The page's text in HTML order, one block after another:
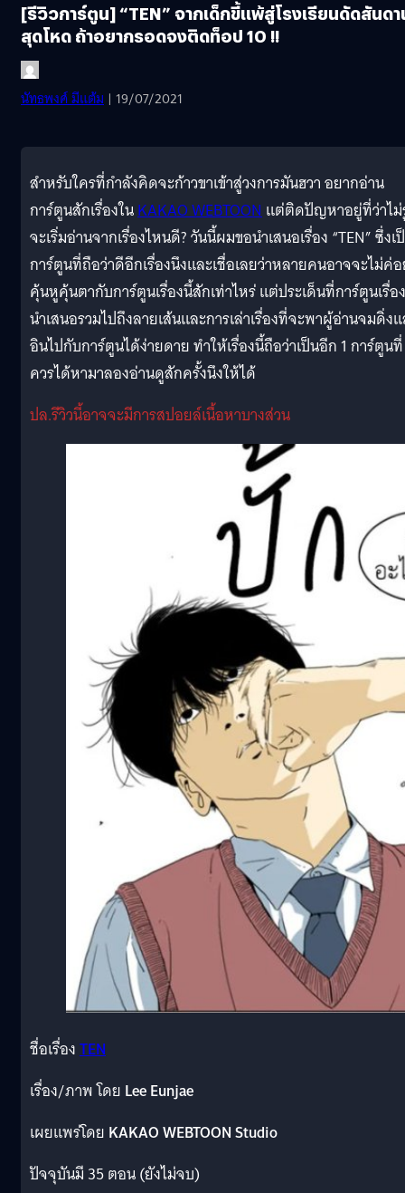
[รีวิวการ์ตูน] “TEN” จากเด็กขี้แพ้สู่โรงเรียนดัดสันด
สุดโหด ถ้าอยากรอดจงติดท็อป 10 !!
นัทธพงศ์ มีแต้ม | 19/07/2021
สำหรับใครที่กำลังคิดจะก้าวขาเข้าสู่วงการมันฮวา อยากอ่าน
การ์ตูนสักเรื่องในKAKAO WEBTOONแต่ติดปัญหาอยู่ที่ว่าไ
จะเริ่มอ่านจากเรื่องไหนดี? วันนี้ผมขอนำเสนอเรื่อง “TEN” ซึ่งเ
การ์ตูนที่ถือว่าดีอีกเรื่องนึงและเชื่อเลยว่าหลายคนอาจจะไม่ค่
คุ้นหูคุ้นตากับการ์ตูนเรื่องนี้สักเท่าไหร่ แต่ประเด็นที่การ์ตูนเรื่อ
นำเสนอรวมไปถึงลายเส้นและการเล่าเรื่องที่จะพาผู้อ่านจมดิ่ง
อินไปกับการ์ตูนได้ง่ายดาย ทำให้เรื่องนี้ถือว่าเป็นอีก 1 การ์ตูนที่
ควรได้หามาลองอ่านดูสักครั้งนึงให้ได้
ปล.รีวิวนี้อาจจะมีการสปอยล์เนื้อหาบางส่วน
ชื่อเรื่องTEN
เรื่อง/ภาพ โดย Lee Eunjae
เผยแพร่โดย KAKAO WEBTOON Studio
ปัจจุบันมี 35 ตอน (ยังไม่จบ)